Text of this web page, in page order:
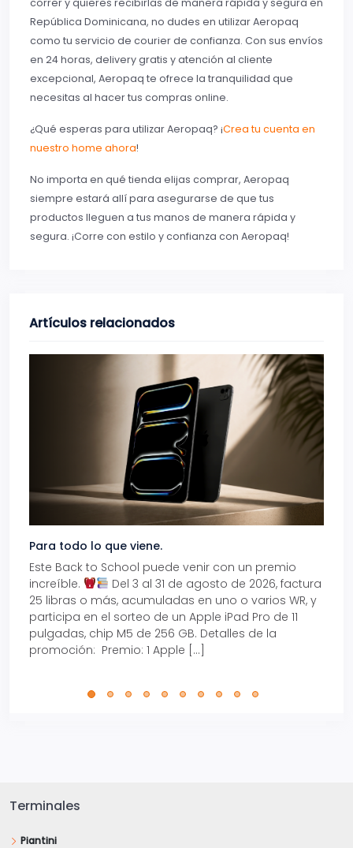
correr y quieres recibirlas de manera rápida y segura en
República Dominicana, no dudes en utilizar Aeropaq
como tu servicio de courier de confianza. Con sus envíos
en 24 horas, delivery gratis y atención al cliente
excepcional, Aeropaq te ofrece la tranquilidad que
necesitas al hacer tus compras online.
¿Qué esperas para utilizar Aeropaq? ¡Crea tu cuenta en
nuestro home ahora!
No importa en qué tienda elijas comprar, Aeropaq
siempre estará allí para asegurarse de que tus
productos lleguen a tus manos de manera rápida y
segura. ¡Corre con estilo y confianza con Aeropaq!
Artículos relacionados
Para todo lo que viene.
Este Back to School puede venir con un premio
increíble.
Del 3 al 31 de agosto de 2026, factura
25 libras o más, acumuladas en uno o varios WR, y
participa en el sorteo de un Apple iPad Pro de 11
pulgadas, chip M5 de 256 GB. Detalles de la
promoción: Premio: 1 Apple […]
Terminales
Piantini